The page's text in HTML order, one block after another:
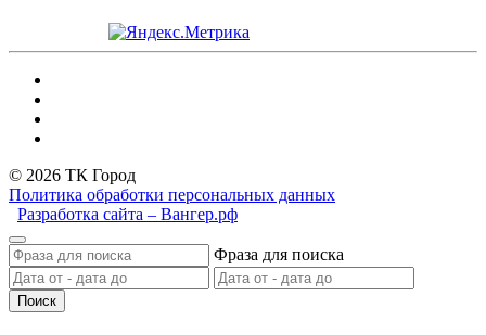
© 2026 ТК Город
Политика обработки персональных данных
Разработка сайта – Вангер.рф
Фраза для поиска
Поиск